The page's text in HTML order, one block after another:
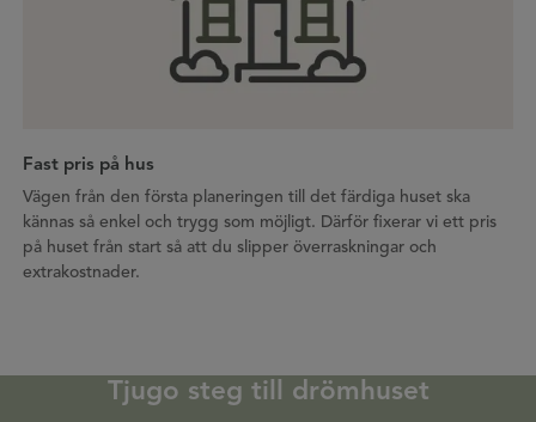
Fast pris på hus
Vägen från den första planeringen till det färdiga huset ska
kännas så enkel och trygg som möjligt. Därför fixerar vi ett pris
på huset från start så att du slipper överraskningar och
extrakostnader.
Tjugo steg till drömhuset